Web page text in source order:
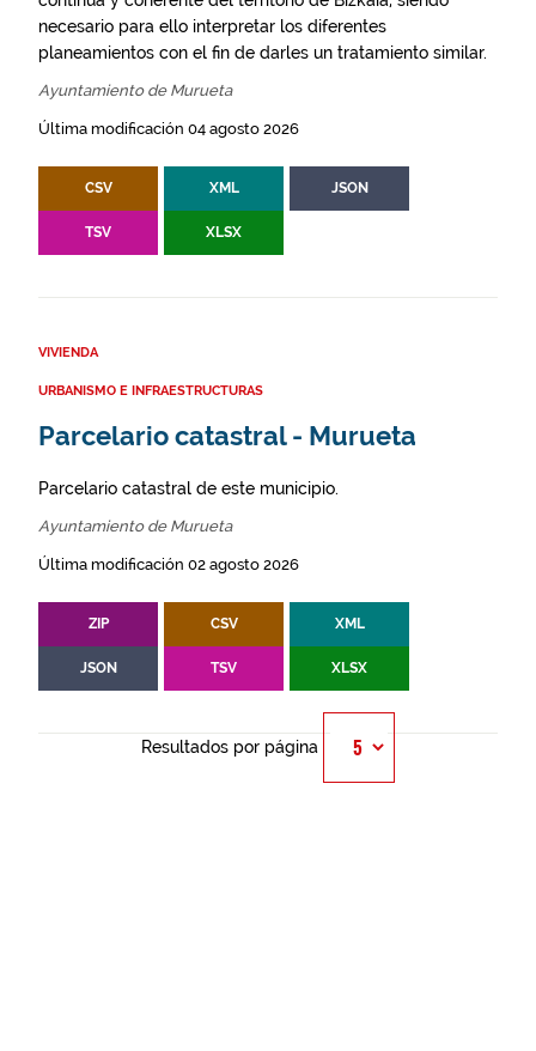
necesario para ello interpretar los diferentes
planeamientos con el fin de darles un tratamiento similar.
Ayuntamiento de Murueta
Última modificación 04 agosto 2026
CSV XML JSON
TSV XLSX
VIVIENDA
URBANISMO E INFRAESTRUCTURAS
Parcelario catastral - Murueta
Parcelario catastral de este municipio.
Ayuntamiento de Murueta
Última modificación 02 agosto 2026
ZIP CSV XML
JSON TSV XLSX
Resultados por página